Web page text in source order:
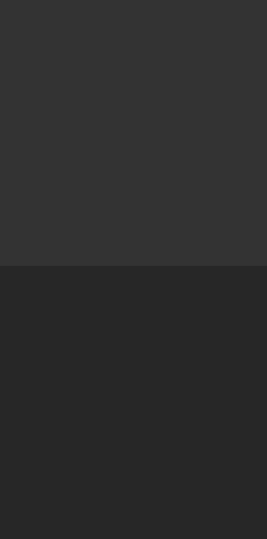
le pouvoir d’achat